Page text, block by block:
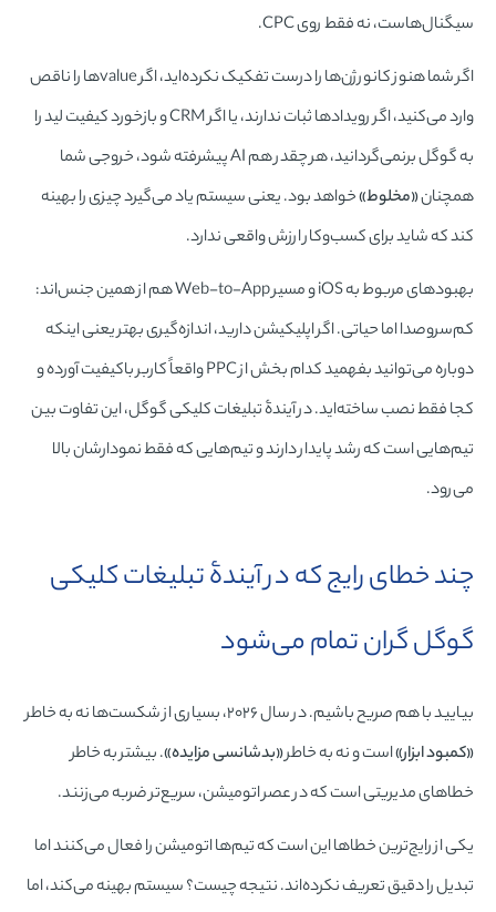
سیگنال‌هاست، نه فقط روی CPC.
اگر شما هنوز کانورژن‌ها را درست تفکیک نکرده‌اید، اگر valueها را ناقص
وارد می‌کنید، اگر رویدادها ثبات ندارند، یا اگر CRM و بازخورد کیفیت لید را
به گوگل برنمی‌گردانید، هر چقدر هم AI پیشرفته شود، خروجی شما
همچنان«مخلوط»خواهد بود. یعنی سیستم یاد می‌گیرد چیزی را بهینه
کند که شاید برای کسب‌وکار ارزش واقعی ندارد.
بهبودهای مربوط به iOS و مسیر Web-to-App هم از همین جنس‌اند:
کم‌سروصدا اما حیاتی. اگر اپلیکیشن دارید، اندازه‌گیری بهتر یعنی اینکه
دوباره می‌توانید بفهمید کدام بخش از PPC واقعاً کاربر باکیفیت آورده و
کجا فقط نصب ساخته‌اید. در آیندۀ تبلیغات کلیکی گوگل، این تفاوت بین
تیم‌هایی است که رشد پایدار دارند و تیم‌هایی که فقط نمودارشان بالا
می‌رود.
چند خطای رایج که در آیندۀ تبلیغات کلیکی
گوگل گران تمام می‌شود
بیایید با هم صریح باشیم. در سال ۲۰۲۶، بسیاری از شکست‌ها نه به خاطر
«کمبود ابزار»است و نه به خاطر«بدشانسی مزایده». بیشتر به خاطر
خطاهای مدیریتی است که در عصر اتومیشن، سریع‌تر ضربه می‌زنند.
یکی از رایج‌ترین خطاها این است که تیم‌ها اتومیشن را فعال می‌کنند اما
تبدیل را دقیق تعریف نکرده‌اند. نتیجه چیست؟ سیستم بهینه می‌کند، اما